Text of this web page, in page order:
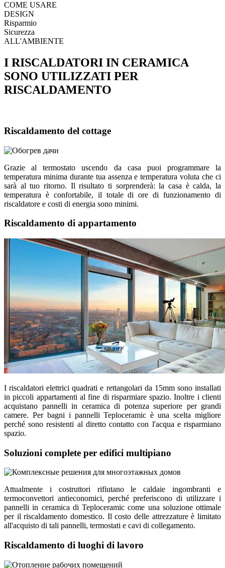
COME USARE
DESIGN
Risparmio
Sicurezza
ALL'AMBIENTE
I RISCALDATORI IN CERAMICA
SONO UTILIZZATI PER
RISCALDAMENTO
Riscaldamento del cottage
Grazie al termostato uscendo da casa puoi programmare la
temperatura minima durante tua assenza e temperatura voluta che ci
sarà al tuo ritorno. Il risultato ti sorprenderà: la casa è calda, la
temperatura è confortabile, il totale di ore di funzionamento di
riscaldatore e costi di energia sono minimi.
Riscaldamento di appartamento
I riscaldatori elettrici quadrati e rettangolari da 15mm sono installati
in piccoli appartamenti al fine di risparmiare spazio. Inoltre i clienti
acquistano pannelli in ceramica di potenza superiore per grandi
camere. Per bagni i pannelli Teploceramic è una scelta migliore
perché sono resistenti al diretto contatto con l'acqua e risparmiano
spazio.
Soluzioni complete per edifici multipiano
Attualmente i costruttori rifiutano le caldaie ingombranti e
termoconvettori antieconomici, perché preferiscono di utilizzare i
pannelli in ceramica di Teploceramic come una soluzione ottimale
per il riscaldamento domestico. Il costo delle attrezzature è limitato
all'acquisto di tali pannelli, termostati e cavi di collegamento.
Riscaldamento di luoghi di lavoro